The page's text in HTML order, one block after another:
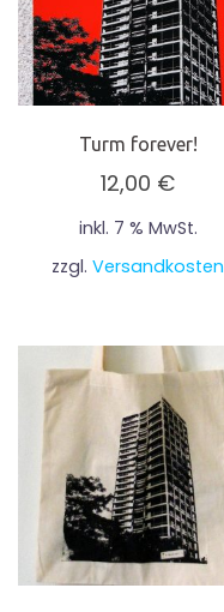
Turm forever!
12,00 €
inkl. 7 % MwSt.
zzgl.Versandkosten